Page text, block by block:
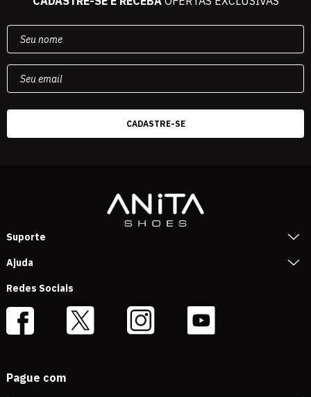
Suporte
Ajuda
Redes Sociais
Pague com